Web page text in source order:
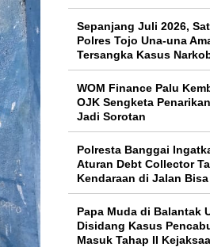
Sepanjang Juli 2026,
Polres Tojo Una-una
Tersangka Kasus
WOM Finance Palu
OJK Sengketa
Jadi Sorotan
Polresta Banggai
Aturan Debt Collector
Kendaraan di Jalan
Papa Muda di Balantak
Disidang Kasus
Masuk Tahap II